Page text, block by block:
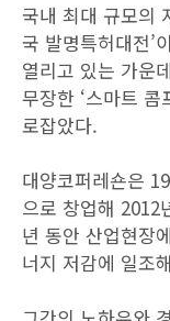
국내 최대 규모의
국 발명특허대전’
열리고 있는 가운
무장한 ‘스마트
로잡았다.
대양코퍼레숀은
으로 창업해 2012
년 동안 산업현장
너지 저감에 일조